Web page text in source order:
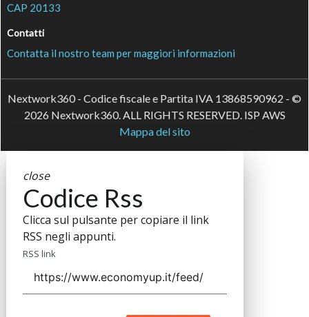
CAP 20133
Contatti
Contatta il nostro team per maggiori informazioni
Nextwork360 - Codice fiscale e Partita IVA 13868590962 - ©
2026 Nextwork360. ALL RIGHTS RESERVED. ISP AWS
Mappa del sito
close
Codice Rss
Clicca sul pulsante per copiare il link
RSS negli appunti.
RSS link